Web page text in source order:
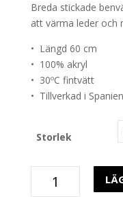
Breda stickade
att värma leder och
• Längd 60 cm
• 100% akryl
• 30ºC fintvätt
• Tillverkad i Spanien
Storlek
Breda